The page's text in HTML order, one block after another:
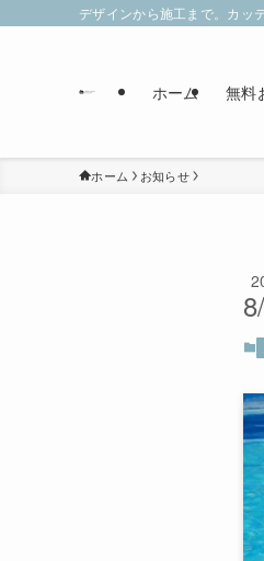
デザインから施工まで。カッ
ホーム 無料
ホーム お知らせ